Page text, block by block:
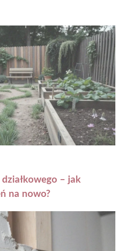
– jak
na nowo?